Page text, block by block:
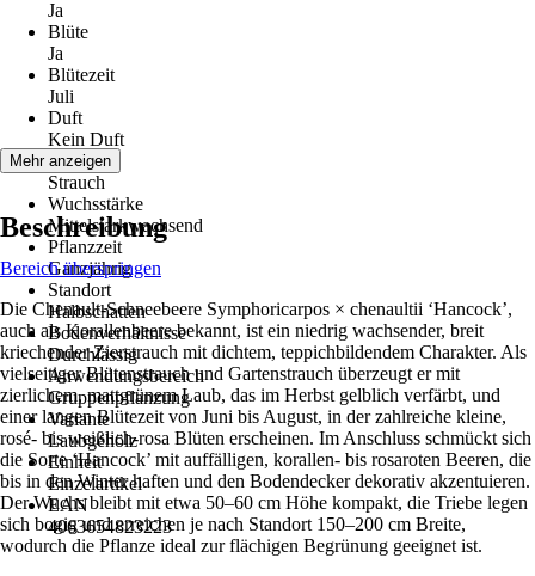
Ja
Blüte
Ja
Blütezeit
Juli
Duft
Kein Duft
Wuchs
Strauch
Wuchsstärke
Mittelstarkwachsend
Pflanzzeit
Ganzjährig
Standort
Halbschatten
Bodenverhältnisse
Durchlässig
Anwendungsbereich
Gruppenpflanzung
Variante
Laubgehölz
Einheit
Einzelartikel
EAN
4063654823223
Mehr anzeigen
Beschreibung
Bereich überspringen
Die Chenault-Schneebeere Symphoricarpos × chenaultii ‘Hancock’,
auch als Korallenbeere bekannt, ist ein niedrig wachsender, breit
kriechender Zierstrauch mit dichtem, teppichbildendem Charakter. Als
vielseitiger Blütenstrauch und Gartenstrauch überzeugt er mit
zierlichem, mattgrünem Laub, das im Herbst gelblich verfärbt, und
einer langen Blütezeit von Juni bis August, in der zahlreiche kleine,
rosé- bis weißlich-rosa Blüten erscheinen. Im Anschluss schmückt sich
die Sorte ‘Hancock’ mit auffälligen, korallen- bis rosaroten Beeren, die
bis in den Winter haften und den Bodendecker dekorativ akzentuieren.
Der Wuchs bleibt mit etwa 50–60 cm Höhe kompakt, die Triebe legen
sich bogig und erreichen je nach Standort 150–200 cm Breite,
wodurch die Pflanze ideal zur flächigen Begrünung geeignet ist.